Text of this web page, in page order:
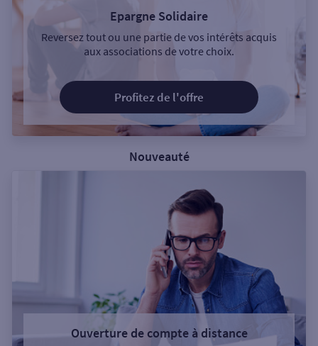
Epargne Solidaire
Reversez tout ou une partie de vos intérêts acquis
aux associations de votre choix.
Profitez de l'offre
Nouveauté
Ouverture de compte à distance